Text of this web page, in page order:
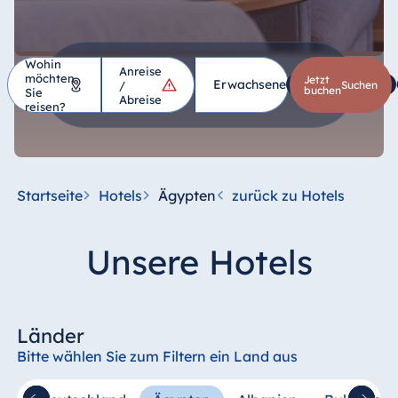
Wohin
möchten
Sie
reisen?
*
Hotel
Homburg
Hotel Bad
Wildungen
Berlin
Hotel Bonn
Hotel Bremen
Anreise
/
Abreise
Erwachsene 1 Kinder
Jetzt
buchen suchen
Startseite Hotels Ägypten zurück zu Hotels
Unsere Hotels
Länder
Bitte wählen Sie zum Filtern ein Land aus